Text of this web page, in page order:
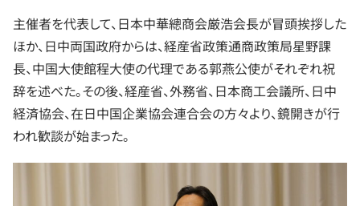
主催者を代表して、日本中華總商会厳浩会長が冒頭挨拶した
ほか、日中両国政府からは、経産省政策通商政策局星野課
長、中国大使館程大使の代理である郭燕公使がそれぞれ祝
辞を述べた。その後、経産省、外務省、日本商工会議所、日中
経済協会、在日中国企業協会連合会の方々より、鏡開きが行
われ歓談が始まった。